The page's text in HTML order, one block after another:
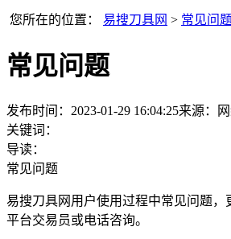
您所在的位置： 易搜刀具网 > 常见问题
常见问题
发布时间：2023-01-29 16:04:25来源：
关键词：
导读：
常见问题
易搜刀具网用户使用过程中常见问题，
平台交易员或电话咨询。